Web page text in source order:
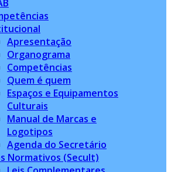
Apresentação
Organograma
Competências
Quem é quem
Espaços e Equipamentos
Culturais
Manual de Marcas e
Logotipos
Agenda do Secretário
Normativos (Secult)